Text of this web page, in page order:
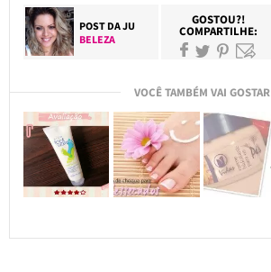
POST DAJU
BELEZA
GOSTOU?!
COMPARTILHE:
VOCÊ TAMBÉM VAI GOSTAR